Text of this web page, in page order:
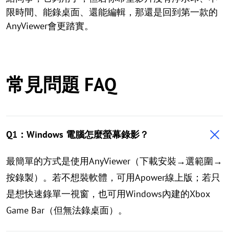
限時間、能錄桌面、還能編輯，那還是回到第一款的
AnyViewer會更踏實。
常見問題 FAQ
Q1：Windows 電腦怎麼螢幕錄影？
最簡單的方式是使用AnyViewer（下載安裝→選範圍→
按錄製）。若不想裝軟體，可用Apower線上版；若只
是想快速錄單一視窗，也可用Windows內建的Xbox
Game Bar（但無法錄桌面）。